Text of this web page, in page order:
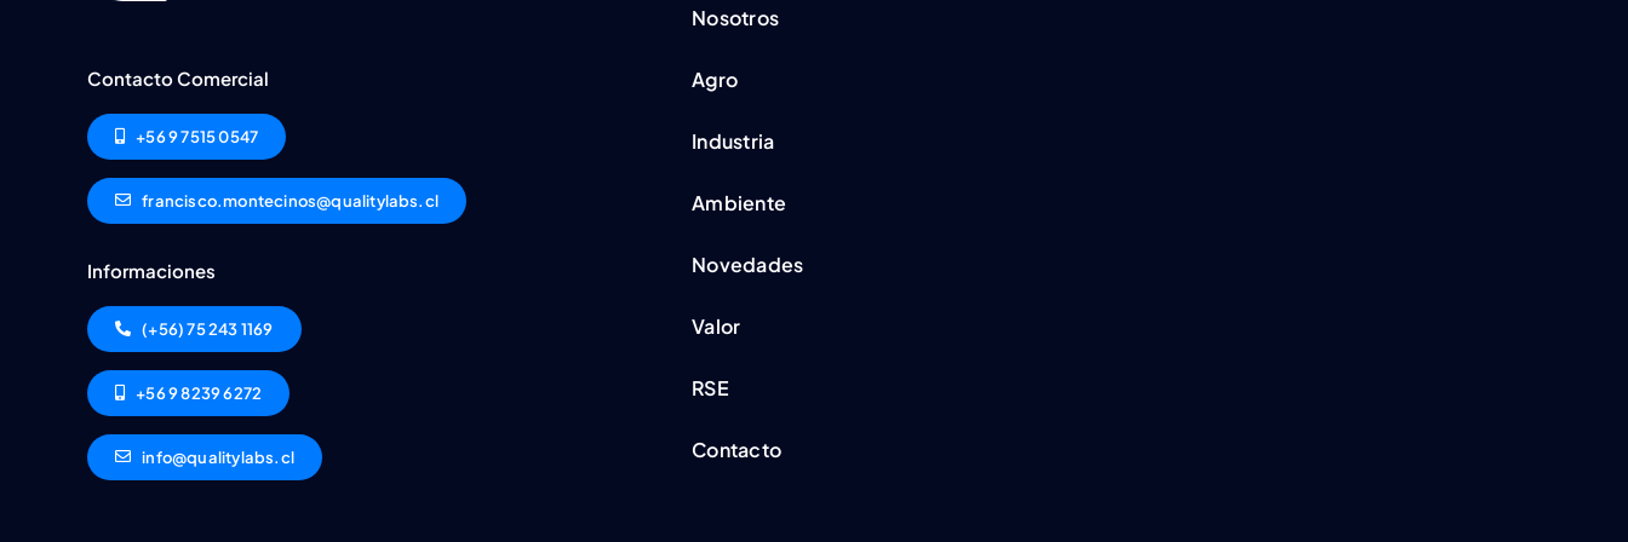
Contacto Comercial
+56 9 7515 0547
francisco.montecinos@qualitylabs.cl
Informaciones
(+56) 75 243 1169
+56 9 8239 6272
info@qualitylabs.cl
Nosotros
Agro
Industria
Ambiente
Novedades
Valor
RSE
Contacto